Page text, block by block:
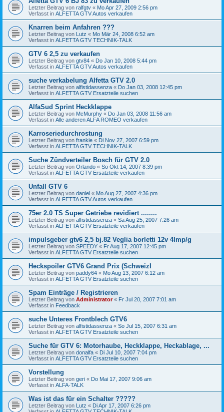
Letzter Beitrag von ralfgtv « Mo Apr 27, 2009 2:56 pm
Verfasst in ALFETTA GTV Autos verkaufen
Knarren beim Anfahren ???
Letzter Beitrag von Lutz « Mo Mär 24, 2008 6:52 am
Verfasst in ALFETTA GTV TECHNIK-TALK
GTV 6 2,5 zu verkaufen
Letzter Beitrag von gtv84 « Do Jan 10, 2008 5:44 pm
Verfasst in ALFETTA GTV Autos verkaufen
suche verkabelung Alfetta GTV 2.0
Letzter Beitrag von alfistidassenza « Do Jan 03, 2008 12:45 pm
Verfasst in ALFETTA GTV Ersatzteile suchen
AlfaSud Sprint Heckklappe
Letzter Beitrag von McMurphy « Do Jan 03, 2008 11:56 am
Verfasst in Alle anderen ALFA ROMEO verkaufen
Karroseriedurchrostung
Letzter Beitrag von frankie « Di Nov 27, 2007 6:59 pm
Verfasst in ALFETTA GTV TECHNIK-TALK
Suche Zündverteiler Bosch für GTV 2.0
Letzter Beitrag von Orlando « So Okt 14, 2007 8:39 pm
Verfasst in ALFETTA GTV Ersatzteile verkaufen
Unfall GTV 6
Letzter Beitrag von daniel « Mo Aug 27, 2007 4:36 pm
Verfasst in ALFETTA GTV Autos verkaufen
75er 2.0 TS Super Getriebe revidiert ........
Letzter Beitrag von alfistidassenza « Sa Aug 25, 2007 7:26 am
Verfasst in ALFETTA GTV Ersatzteile verkaufen
impulsgeber gtv6 2,5 bj.82 Veglia borletti 12v 4Imp/g
Letzter Beitrag von SPEEDY « Fr Aug 17, 2007 12:45 pm
Verfasst in ALFETTA GTV Ersatzteile suchen
Heckspoiler GTV6 Grand Prix (SchweizI
Letzter Beitrag von paddy64 « Mo Aug 13, 2007 6:12 am
Verfasst in ALFETTA GTV Ersatzteile suchen
Spam Einträge / Registrieren
Letzter Beitrag von Administrator« Fr Jul 20, 2007 7:01 am
Verfasst in Feedback
suche Unteres Frontblech GTV6
Letzter Beitrag von alfistidassenza « So Jul 15, 2007 6:31 am
Verfasst in ALFETTA GTV Ersatzteile suchen
Suche für GTV 6: Motorhaube, Heckklappe, Heckablage, ...
Letzter Beitrag von donalfa « Di Jul 10, 2007 7:04 pm
Verfasst in ALFETTA GTV Ersatzteile suchen
Vorstellung
Letzter Beitrag von geri « Do Mai 17, 2007 9:06 am
Verfasst in ALFA-TALK
Was ist das für ein Schalter ?????
Letzter Beitrag von Lutz « Di Apr 17, 2007 6:26 pm